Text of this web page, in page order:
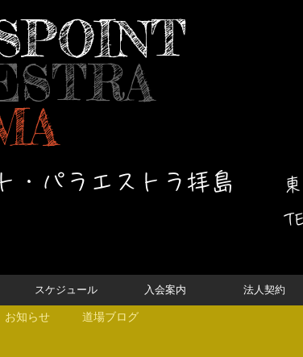
・パラエストラ拝島
スケジュール 入会案内 法人契約
お知らせ 道場ブログ